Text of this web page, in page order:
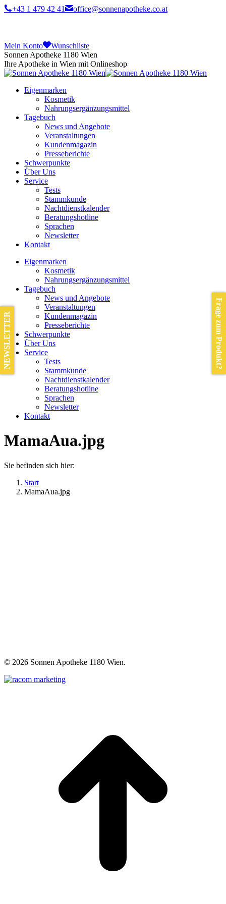
+43 1 479 42 41 office@sonnenapotheke.co.at
Mein Konto
Wunschliste
Sonnen Apotheke 1180 Wien
Ihre Apotheke in Wien mit Onlineshop
Eigenmarken
Kosmetik
Nahrungsergänzungsmittel
Tagebuch
News und Angebote
Veranstaltungen
Kundenmagazin
Presseberichte
Schwerpunkte
Über Uns
Service
Tests
Stammkunde
Nachtdienstkalender
Beratungshotline
Sprachen
Newsletter
Kontakt
Eigenmarken
Kosmetik
Nahrungsergänzungsmittel
Tagebuch
News und Angebote
Veranstaltungen
Kundenmagazin
Presseberichte
Schwerpunkte
Über Uns
Service
Tests
Stammkunde
Nachtdienstkalender
Beratungshotline
Sprachen
Newsletter
Kontakt
MamaAua.jpg
Sie befinden sich hier:
Start
MamaAua.jpg
© 2026 Sonnen Apotheke 1180 Wien.
Frage zum Produkt?
NEWSLETTER